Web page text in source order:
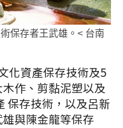
保存者王武雄。< 台南
化資產保存技術及5
作、剪黏泥塑以及
保存技術，以及呂新
與陳金龍等保存